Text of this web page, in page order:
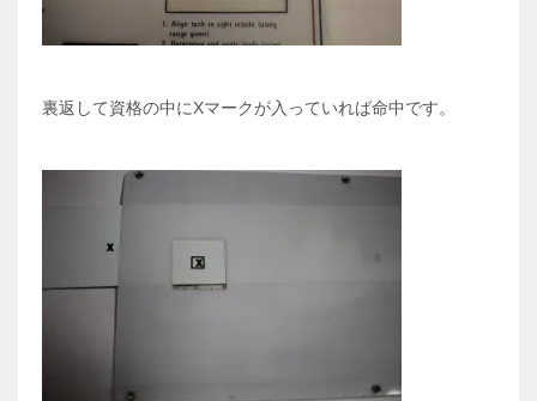
裏返して資格の中にXマークが入っていれば命中です。